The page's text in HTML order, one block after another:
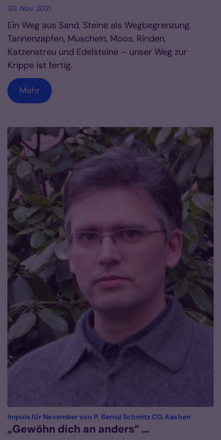
30. Nov. 2021
Ein Weg aus Sand, Steine als Wegbegrenzung,
Tannenzapfen, Muscheln, Moos, Rinden,
Katzenstreu und Edelsteine – unser Weg zur
Krippe ist fertig.
Mehr
Impuls für November von P. Bernd Schmitz CO, Aachen
„Gewöhn dich an anders“ ...